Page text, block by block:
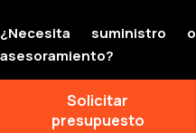
¿Necesita suministro o
asesoramiento?
Solicitar
presupuesto